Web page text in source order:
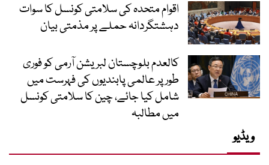
اقوام متحدہ کی سلامتی کونسل کا سوات
دہشتگردانہ حملے پر مذمتی بیان
کالعدم بلوچستان لبریشن آرمی کو فوری
طور پر عالمی پابندیوں کی فہرست میں
شامل کیا جائے، چین کا سلامتی کونسل
میں مطالبہ
ویڈیو